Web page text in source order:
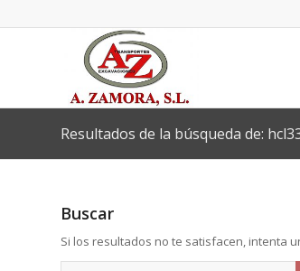
Resultados de la búsqueda de:
Buscar
Si los resultados no te satisfacen, intenta